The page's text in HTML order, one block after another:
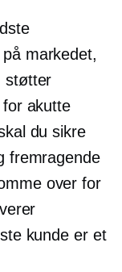
markedet,
støtter
akutte
du sikre
fremragende
over for
kunde er et